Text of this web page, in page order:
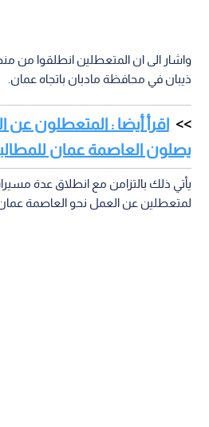
واشار الى ان المتعطلين انطلقوا من
ذيبان في محافظة مادبان باتجاه عمان.
اقرأ أيضا : المتعطلون عن
يصلون العاصمة عمان
يأتي ذلك بالتزامن مع انطلاق عدة
لمتعطلين عن العمل نحو العاصمة